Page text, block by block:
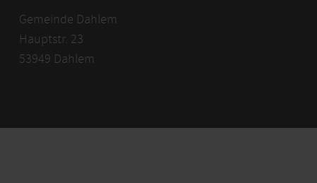
Gemeinde Dahlem
Hauptstr. 23
53949 Dahlem